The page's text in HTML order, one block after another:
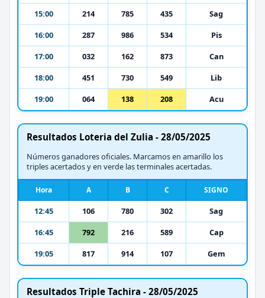
15:00
214 785 435
Sag
16:00
287 986 534
Pis
17:00
032 162 873
Can
18:00
451 730 549
Lib
19:00
064 138 208 Acu
Resultados Loteria del Zulia - 28/05/2025
Números ganadores oficiales. Marcamos en amarillo los
triples acertados y en verde las terminales acertadas.
Hora A B C SIGNO
12:45 106 780 302
Sag
16:45
792 216 589
Cap
19:05
817 914 107 Gem
Resultados Triple Tachira - 28/05/2025